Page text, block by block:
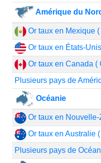
Amérique du
Or taux en Mexique (
Or taux en États-
Or taux en Canada (
Plusieurs pays de
Océanie
Or taux en
Or taux en Australie
Plusieurs pays de